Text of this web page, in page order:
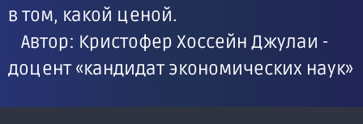
в том, какой ценой.
Автор: Кристофер Хоссейн Джулаи -
доцент «кандидат экономических наук»